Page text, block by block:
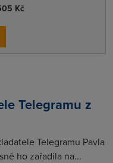
Kč
Telegramu z
Telegramu Pavla
ho zařadila na...